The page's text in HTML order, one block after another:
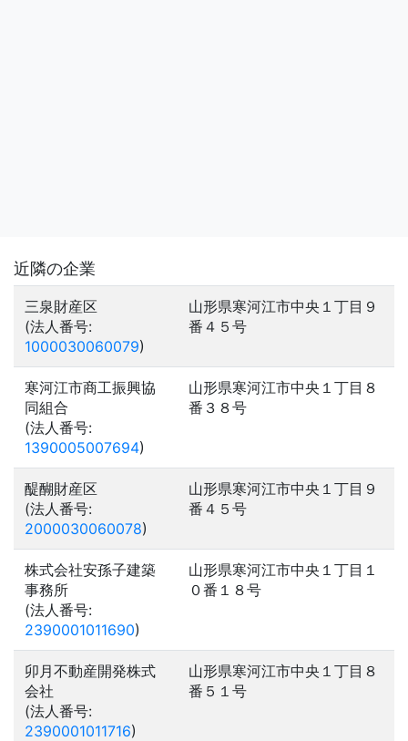
近隣の企業
三泉財産区
(法人番号:
1000030060079)
山形県寒河江市中央１丁目９
番４５号
寒河江市商工振興協
同組合
(法人番号:
1390005007694)
山形県寒河江市中央１丁目８
番３８号
醍醐財産区
(法人番号:
2000030060078)
山形県寒河江市中央１丁目９
番４５号
株式会社安孫子建築
事務所
(法人番号:
2390001011690)
山形県寒河江市中央１丁目１
０番１８号
卯月不動産開発株式
会社
(法人番号:
2390001011716)
山形県寒河江市中央１丁目８
番５１号